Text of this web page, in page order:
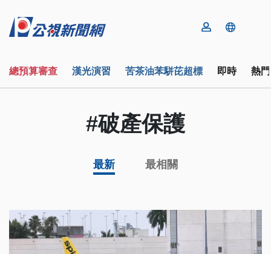
總預算審查 漢光演習 苦茶油苯駢芘超標 即時 熱
#破產保護
最新 最相關